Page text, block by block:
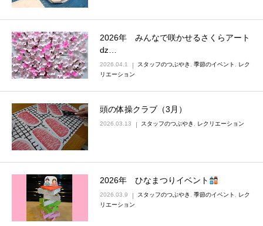
2026年 みんなで咲かせるさくらアート
ǳ…
2026.04.1 スタッフのつぶやき , 季節のイベント , レク
リエーション
頭の体操クラブ（3月）
2026.03.13 スタッフのつぶやき , レクリエーション
2026年 ひなまつりイベント
2026.03.9 スタッフのつぶやき 季節のイベント
レク
リエーション